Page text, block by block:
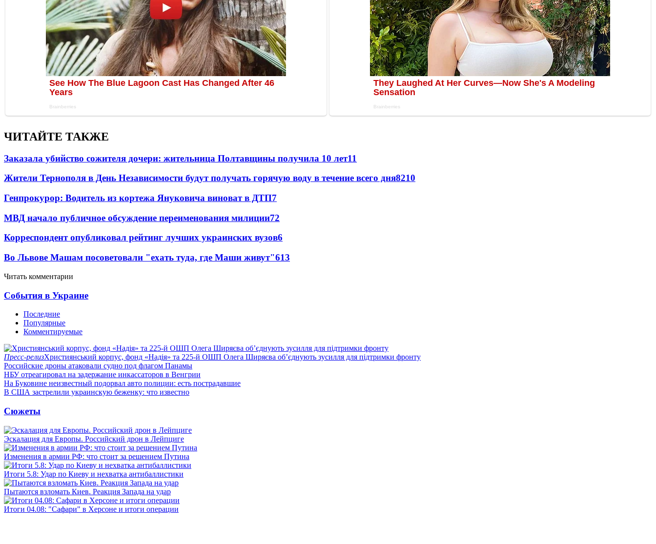
ЧИТАЙТЕ ТАКЖЕ
Заказала убийство сожителя дочери: жительница Полтавщины получила 10 лет11
Жители Тернополя в День Независимости будут получать горячую воду в течение всего дня8210
Генпрокурор: Водитель из кортежа Януковича виноват в ДТП7
МВД начало публичное обсуждение переименования милиции72
Корреспондент опубликовал рейтинг лучших украинских вузов6
Во Львове Машам посоветовали "ехать туда, где Маши живут"613
Читать комментарии
События в Украине
Последние
Популярные
Комментируемые
Пресс-релизХристиянський корпус, фонд «Надія» та 225-й ОШП Олега Ширяєва об’єднують зусилля для підтримки фронту
Российские дроны атаковали судно под флагом Панамы
НБУ отреагировал на задержание инкассаторов в Венгрии
На Буковине неизвестный подорвал авто полиции: есть пострадавшие
В США застрелили украинскую беженку: что известно
Сюжеты
Эскалация для Европы. Российский дрон в Лейпциге
Изменения в армии РФ: что стоит за решением Путина
Итоги 5.8: Удар по Киеву и нехватка антибаллистики
Пытаются взломать Киев. Реакция Запада на удар
Итоги 04.08: "Сафари" в Херсоне и итоги операции